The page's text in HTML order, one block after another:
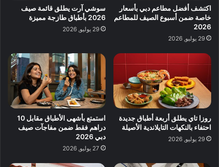
اكتشف أفضل مطاعم دبي بأسعار
خاصة ضمن أسبوع الصيف للمطاعم
2026
29 يوليو, 2026
سوشي آرت يطلق قائمة صيف
2026 بأطباق طازجة مميزة
29 يوليو, 2026
روزا تاي يطلق أربعة أطباق جديدة
احتفاء بالنكهات التايلاندية الأصيلة
29 يوليو, 2026
استمتع بأشهى الأطباق مقابل 10
دراهم فقط ضمن مفاجآت صيف
دبي 2026
27 يوليو, 2026